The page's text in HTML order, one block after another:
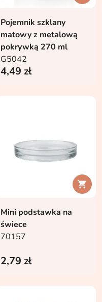
Pojemnik szklany
matowy z metalową
pokrywką 270 ml
G5042
4,49 zł

Mini podstawka na
świece
70157
2,79 zł